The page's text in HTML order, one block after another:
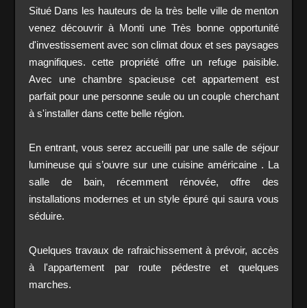
Situé Dans les hauteurs de la très belle ville de menton
venez découvrir à Monti une Très bonne opportunité
d'investissement avec son climat doux et ses paysages
magnifiques. cette propriété offre un refuge paisible.
Avec une chambre spacieuse cet appartement est
parfait pour une personne seule ou un couple cherchant
à s'installer dans cette belle région.
En entrant, vous serez accueilli par une salle de séjour
lumineuse qui s’ouvre sur une cuisine américaine . La
salle de bain, récemment rénovée, offre des
installations modernes et un style épuré qui saura vous
séduire.
Quelques travaux de rafraichissement à prévoir, accès
à l'appartement par route pédestre et quelques
marches.